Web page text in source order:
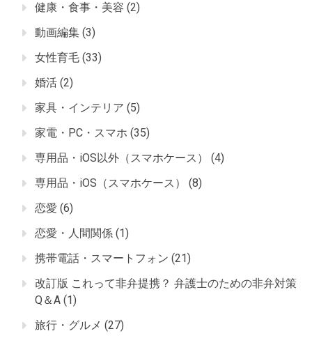
健康・食事・美容 (2)
動画編集 (3)
女性育毛 (33)
婚活 (2)
家具・インテリア (5)
家電・PC・スマホ (35)
専用品・iOS以外（スマホケース）
(4)
専用品・iOS（スマホケース）
(8)
恋愛 (6)
恋愛・人間関係 (1)
携帯電話・スマートフォン (21)
改訂版 これって非弁提携？ 弁護士のための非弁対策
Q＆A (1)
旅行・グルメ (27)